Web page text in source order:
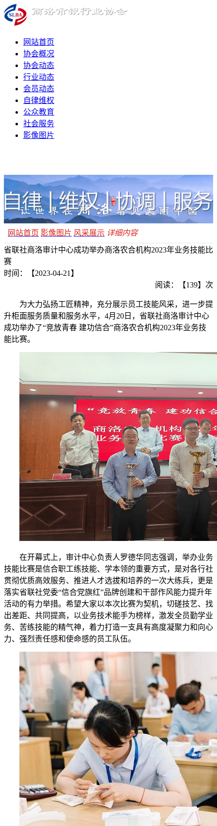
网站首页
协会概况
协会动态
行业动态
会员动态
自律维权
公众教育
社会服务
影像图片
网站首页 影像图片 风采展示 详细内容
省联社商洛审计中心成功举办商洛农合机构2023年业务技能比
赛
时间：【2023-04-21】
阅读：【139】次
为大力弘扬工匠精神，充分展示员工技能风采，进一步提
升柜面服务质量和服务水平，4月20日，省联社商洛审计中心
成功举办了“竞放青春 建功信合”商洛农合机构2023年业务技
能比赛。
在开幕式上，审计中心负责人罗德华同志强调，举办业务
技能比赛是信合职工练技能、学本领的重要方式，是对各行社
贯彻优质高效服务、推进人才选拔和培养的一次大练兵，更是
落实省联社党委“信合党旗红”品牌创建和干部作风能力提升年
活动的有力举措。希望大家以本次比赛为契机，切磋技艺、找
出差距、共同提高，以业务技术能手为榜样，激发全员勤学业
务、苦练技能的精气神，着力打造一支具有高度凝聚力和向心
力、强烈责任感和使命感的员工队伍。